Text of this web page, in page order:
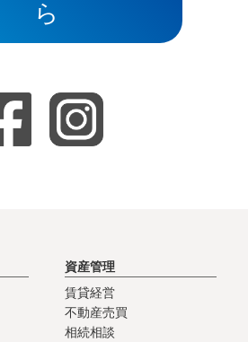
ら
資産管理
賃貸経営
不動産売買
相続相談